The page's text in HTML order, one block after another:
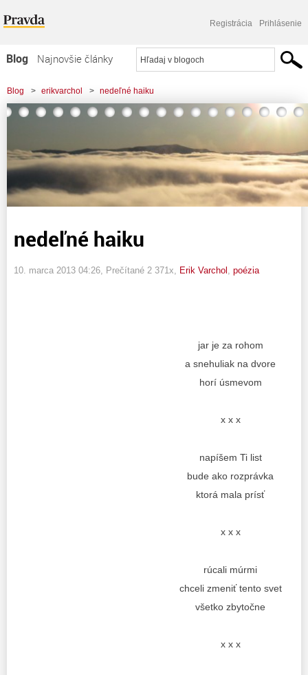
Registrácia Prihlásenie
Blog
Najnovšie články
Najčítanejšie články
Najkomentovanejšie články
Komerčné blogy
Blog > erikvarchol > nedeľné haiku
nedeľné haiku
10. marca 2013 04:26 , Prečítané 2 371x, Erik Varchol poézia
jar je za rohom
a snehuliak na dvore
horí úsmevom
x x x
napíšem Ti list
bude ako rozprávka
ktorá mala prísť
x x x
rúcali múrmi
chceli zmeniť tento svet
všetko zbytočne
x x x